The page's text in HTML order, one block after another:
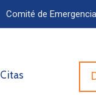
Comité de
Citas